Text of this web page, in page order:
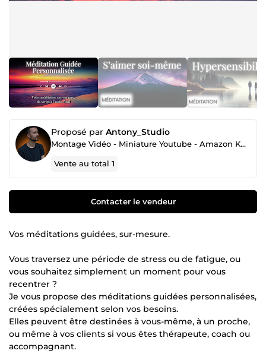
Proposé par Antony_Studio
Montage Vidéo - Miniature Youtube - Amazon KDP - Méditation Guidée
Vente au total1
Contacter le vendeur
Vos méditations guidées, sur-mesure.
Vous traversez une période de stress ou de fatigue, ou
vous souhaitez simplement un moment pour vous
recentrer ?
Je vous propose des méditations guidées personnalisées,
créées spécialement selon vos besoins.
Elles peuvent être destinées à vous-même, à un proche,
ou même à vos clients si vous êtes thérapeute, coach ou
accompagnant.